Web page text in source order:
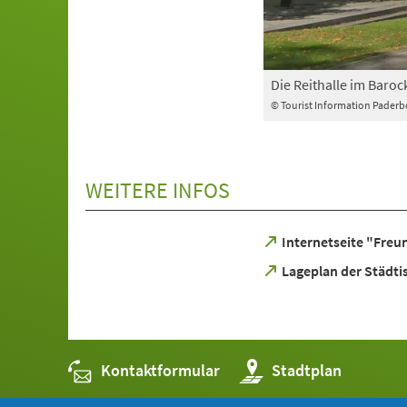
© Tourist Information
Die Reithalle im
WEITERE INFOS
Internetseite
(Öffnet
einemLageplan der
(Öffnet
Tab)
Kontaktformular Stadtplan
(Öffnet
in